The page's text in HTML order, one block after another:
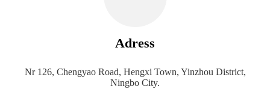
Adress
Nr 126, Chengyao Road, Hengxi Town, Yinzhou District,
Ningbo City.